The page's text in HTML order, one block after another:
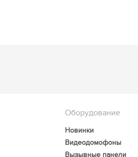
Оборудование
Новинки
Видеодомофоны
Вызывные панели